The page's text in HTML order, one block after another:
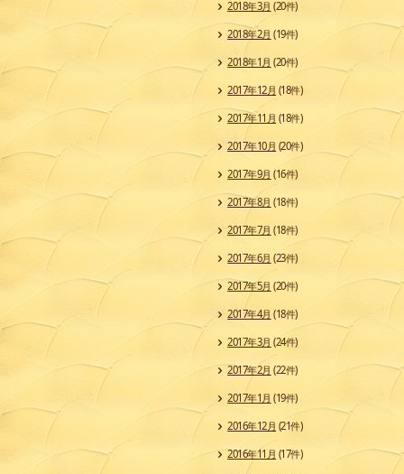
2018年3月 (20件)
2018年2月 (19件)
2018年1月 (20件)
2017年12月 (18件)
2017年11月 (18件)
2017年10月 (20件)
2017年9月(16件)
2017年8月 (18件)
2017年7月 (18件)
2017年6月 (23件)
2017年5月 (20件)
2017年4月 (18件)
2017年3月(24件)
2017年2月 (22件)
2017年1月 (19件)
2016年12月(21件)
2016年11月 (17件)